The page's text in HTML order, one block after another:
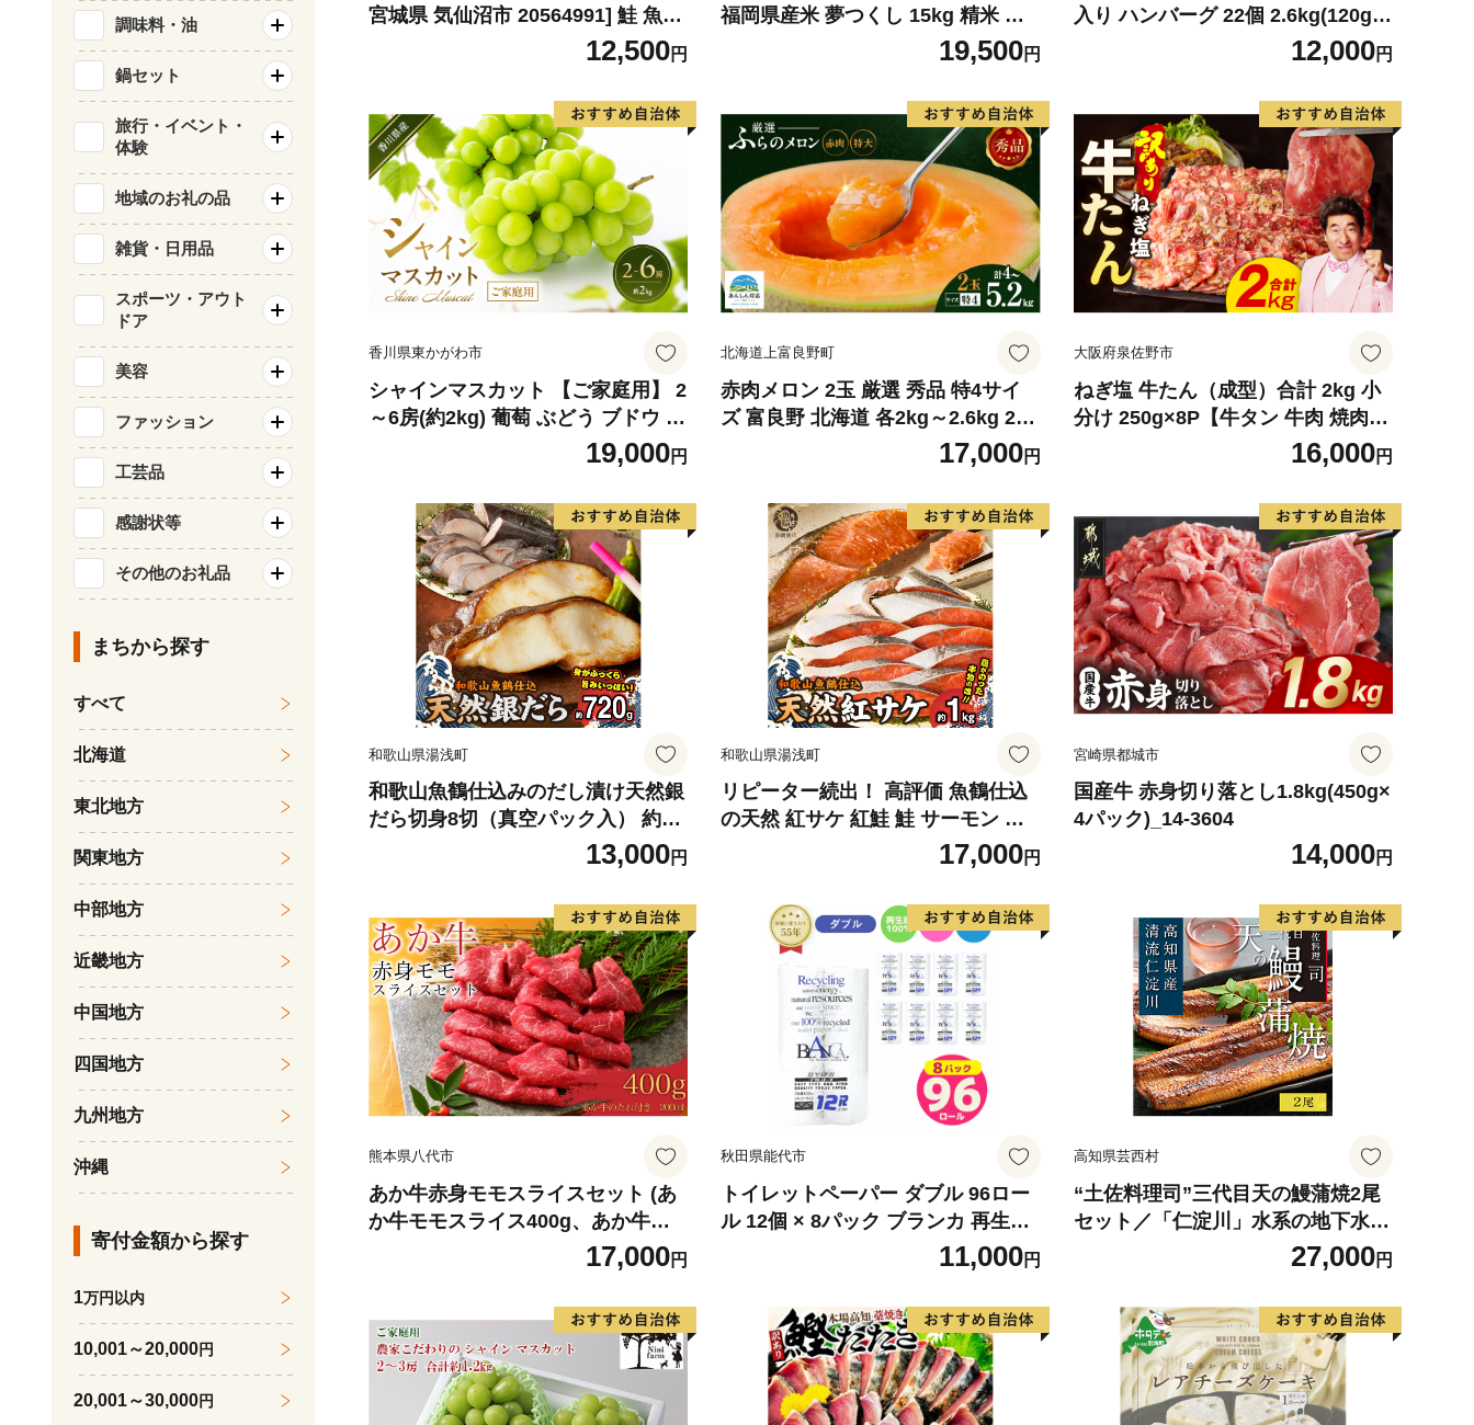
宮城県 気仙沼市 20564991] 鮭 魚介
類 海鮮 訳アリ 規格外 不揃い さけ
サケ 鮭切身 シャケ 切り身 冷凍 家
庭用 おかず 弁当 支援 サーモン 銀
鮭切り身 魚 わけあり
12,500円
福岡県産米 夢つくし 15kg 精米 ※
北海道・沖縄・離島は配送不可
19,500円
入り ハンバーグ 22個 2.6kg(120g×
22個)【佐賀牛 黒毛和牛 ブランド牛
九州 ハンバーグ 牛肉 豚肉 国産 お
弁当 おかず 惣菜 おすすめ 人気】(H
083106)
12,000円
香川県東かがわ市
シャインマスカット 【ご家庭用】 2
～6房(約2kg) 葡萄 ぶどう ブドウ フ
ルーツ 果物 くだもの 果実 旬の果物
旬のフルーツ 香川 香川県 東かがわ
19,000円
北海道上富良野町
赤肉メロン 2玉 厳選 秀品 特4サイ
ズ 富良野 北海道 各2kg～2.6kg 2玉
セット ファーム富良野 メロン めろ
ん 果物 くだもの フルーツ デザート
旬の果物 旬のフルーツ
17,000円
大阪府泉佐野市
ねぎ塩 牛たん（成型）合計 2kg 小
分け 250g×8P【牛タン 牛肉 焼肉用
薄切り 訳あり サイズ不揃い】
16,000円
和歌山県湯浅町
和歌山魚鶴仕込みのだし漬け天然銀
だら切身8切（真空パック入） 約72
0g 小分け 独自製法 良質な脂 ふっ
くら 柔らかい 身質 甘み 旨味 白身
魚のトロ 梅酒 北海道南産 真こんぶ
だし漬け 煮付け ムニエル 味噌漬け
鍋物 冷凍 湯浅町 送料無料_G7334
13,000円
和歌山県湯浅町
リピーター続出！ 高評価 魚鶴仕込
の天然 紅サケ 紅鮭 鮭 サーモン 切
身 切り身 約1kg レビュー高評価 小
分け 真空パック 梅酒 真昆布 使用
だし まろやか 天然 鮭 魚 海の幸 海
鮮 魚介 食品 食べ物 おかず お弁当
水産加工品 冷凍 グルメ お取り寄せ
和歌山県 湯浅町 送料無料_G7317
17,000円
宮崎県都城市
国産牛 赤身切り落とし1.8kg(450g×
4パック)_14-3604
14,000円
熊本県八代市
あか牛赤身モモスライスセット (あ
か牛モモスライス400g、あか牛の
17,000円
秋田県能代市
トイレットペーパー ダブル 96ロー
ル 12個 × 8パック ブランカ 再生紙
100％ 芯あり 日用品 消耗品 無香料
生活用品 備蓄 秋田県 能代市 送料無
料 《能代製紙》
11,000円
高知県芸西村
“土佐料理司”三代目天の鰻蒲焼2尾
セット／「仁淀川」水系の地下水使
用 完全無投薬養殖 国産・高知県産
〈高知市共通返礼品〉うなぎ 真空
パック （ウナギう・たれセット）
27,000円
調味料・油
鍋セット
旅行・イベント・
体験
地域のお礼の品
雑貨・日用品
スポーツ・アウト
ドア
美容
ファッション
工芸品
感謝状等
その他のお礼品
まちから探す
すべて
北海道
東北地方
関東地方
中部地方
近畿地方
中国地方
四国地方
九州地方
沖縄
寄付金額から探す
1万円以内
10,001～20,000円
20,001～30,000円